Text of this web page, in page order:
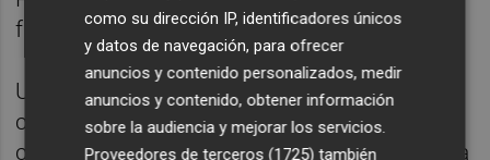
futuro.
Un día más, en A pie de calle hablamos de
comunicación y política de primera mano
con profesionales. En A pie de calle, desde la
como su dirección IP, identificadores únicos
y datos de navegación, para ofrecer
anuncios y contenido personalizados, medir
anuncios y contenido, obtener información
sobre la audiencia y mejorar los servicios.
Proveedores de terceros (1725) también